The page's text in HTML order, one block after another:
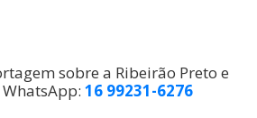
sobre a Ribeirão Preto e
16 99231-6276